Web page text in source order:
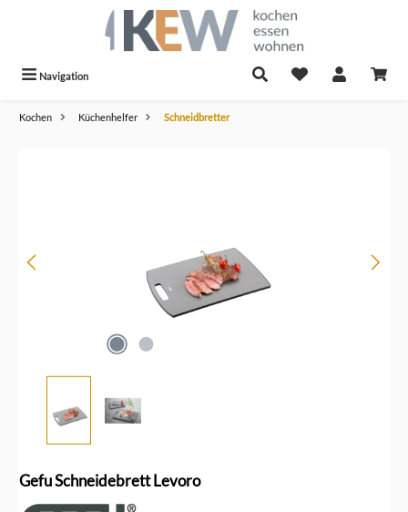
Navigation
Kochen Küchenhelfer Schneidbretter
Gefu Schneidebrett Levoro